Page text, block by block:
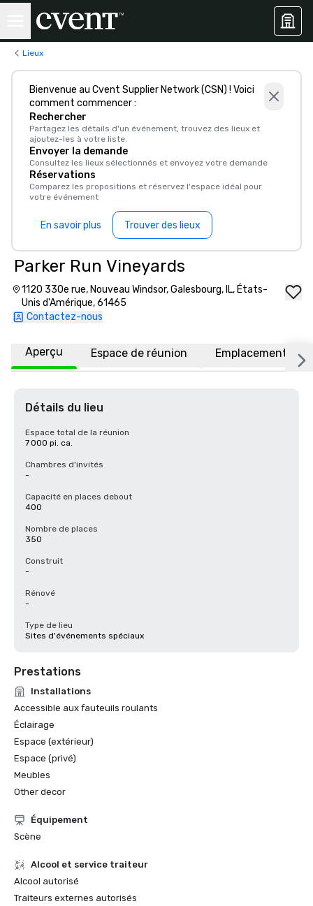
Lieux
Bienvenue au Cvent Supplier Network (CSN) ! Voici
comment commencer :
Rechercher
Partagez les détails d'un événement, trouvez des lieux et
ajoutez-les à votre liste.
Envoyer la demande
Consultez les lieux sélectionnés et envoyez votre demande
Réservations
Comparez les propositions et réservez l'espace idéal pour
votre événement
En savoir plus Trouver des lieux
Parker Run Vineyards
1120 330e rue, Nouveau Windsor, Galesbourg, IL, États-
Unis d'Amérique, 61465
Contactez-nous
Aperçu Espace de réunion Emplacement
Détails du lieu
Espace total de la réunion
7 000 pi. ca.
Chambres d'invités
-
Capacité en places debout
400
Nombre de places
350
Construit
-
Rénové
-
Type de lieu
Sites d'événements spéciaux
Prestations
Installations
Accessible aux fauteuils roulants
Éclairage
Espace (extérieur)
Espace (privé)
Meubles
Other decor
Équipement
Scène
Alcool et service traiteur
Alcool autorisé
Traiteurs externes autorisés